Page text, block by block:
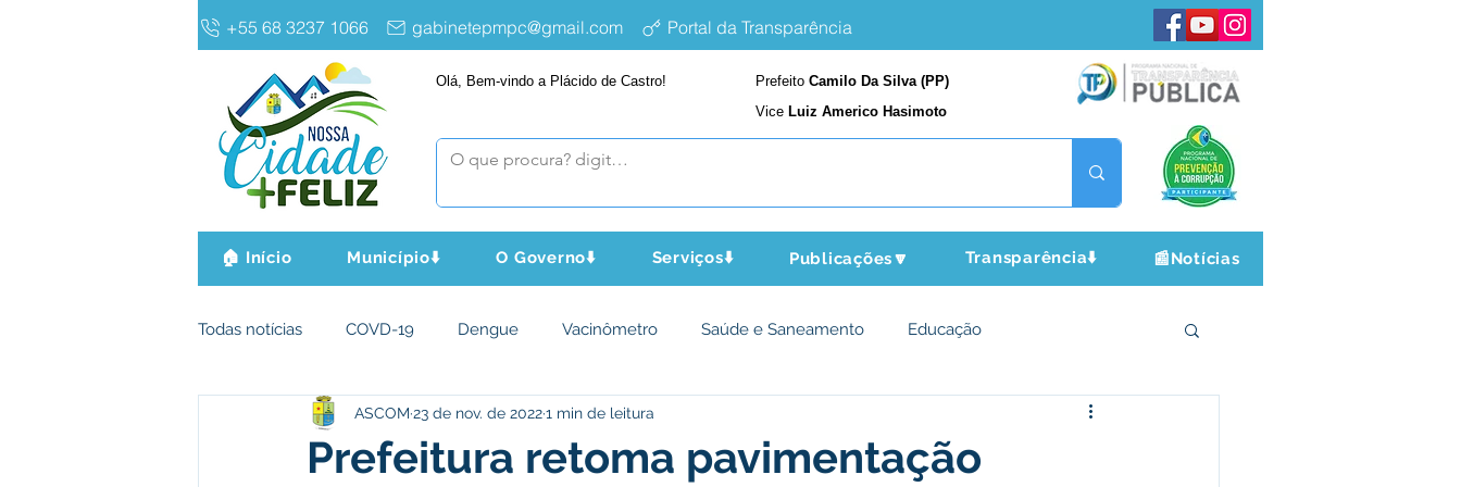
+55 68 3237 1066 gabinetepmpc@gmail.com Portal da Transparência
Olá, Bem-vindo a Plácido de Castro! Prefeito Camilo Da Silva (PP)
Vice Luiz Americo Hasimoto
🏠 Início Município⬇️ O Governo⬇️ Serviços⬇️ Publicações🔽 Transparência⬇️ 📰Notícias
Todas notícias COVD-19 Dengue Vacinômetro Saúde e Saneamento Educação
Infraestrutura e Obras Agricultura e Meio Ambiente
Prefeitura retoma pavimentação
ASCOM 23 de nov. de 20221 min de leitura